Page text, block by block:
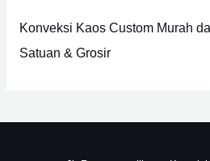
Konveksi Kaos Custom Murah
Satuan & Grosir